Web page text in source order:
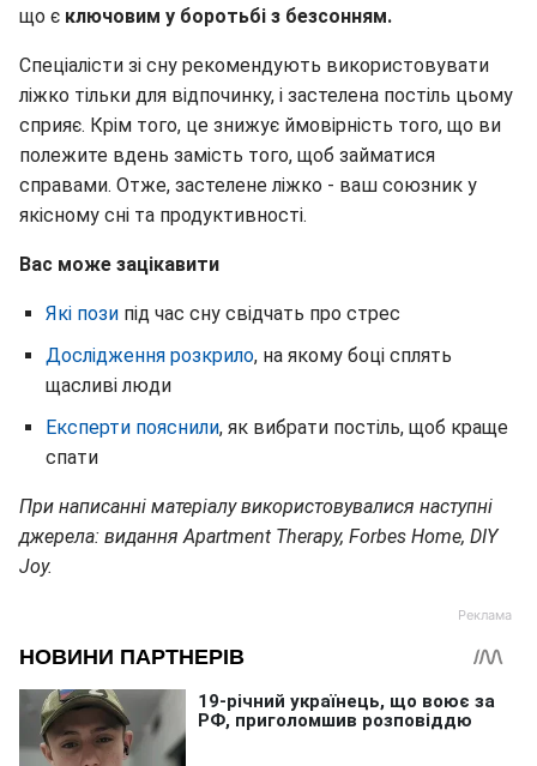
що є ключовим у боротьбі з безсонням.
Спеціалісти зі сну рекомендують використовувати
ліжко тільки для відпочинку, і застелена постіль цьому
сприяє. Крім того, це знижує ймовірність того, що ви
полежите вдень замість того, щоб займатися
справами. Отже, застелене ліжко - ваш союзник у
якісному сні та продуктивності.
Вас може зацікавити
Які пози під час сну свідчать про стрес
Дослідження розкрило, на якому боці сплять
щасливі люди
Експерти пояснили, як вибрати постіль, щоб краще
спати
При написанні матеріалу використовувалися наступні
джерела: видання Apartment Therapy, Forbes Home, DIY
Joy.